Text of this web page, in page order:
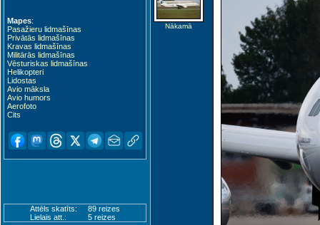
Mapes:
Pasažieru lidmašīnas
Privātās lidmašīnas
Kravas lidmašīnas
Militārās lidmašīnas
Vēsturiskas lidmašīnas
Helikopteri
Lidostas
Avio māksla
Avio humors
Aerofoto
Cits
Attēls skatīts:
89 reizes
Lielais att.:
5 reizes
Nākamā